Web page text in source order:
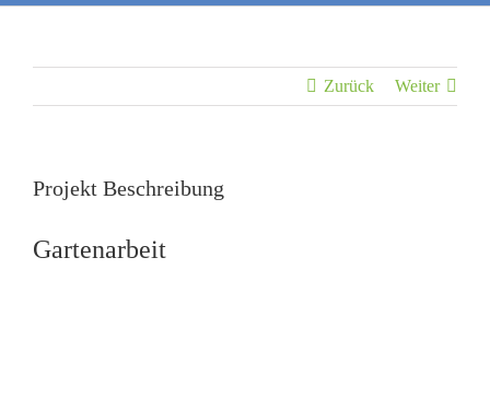
Zurück Weiter
Projekt Beschreibung
Gartenarbeit